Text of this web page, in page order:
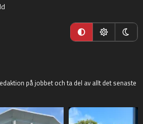
på jobbet och ta del av allt det senaste